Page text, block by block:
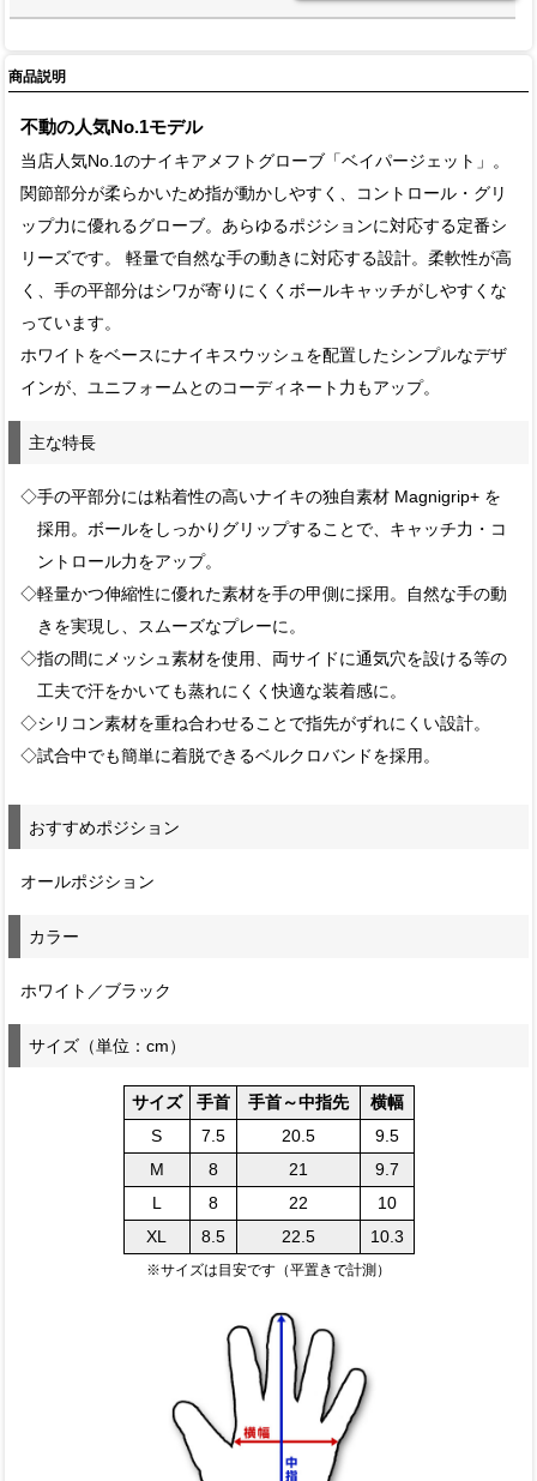
商品説明
不動の人気No.1モデル
当店人気No.1のナイキアメフトグローブ「ベイパージェット」。
関節部分が柔らかいため指が動かしやすく、コントロール・グリ
ップ力に優れるグローブ。あらゆるポジションに対応する定番シ
リーズです。 軽量で自然な手の動きに対応する設計。柔軟性が高
く、手の平部分はシワが寄りにくくボールキャッチがしやすくな
っています。
ホワイトをベースにナイキスウッシュを配置したシンプルなデザ
インが、ユニフォームとのコーディネート力もアップ。
主な特長
◇手の平部分には粘着性の高いナイキの独自素材 Magnigrip+ を
採用。ボールをしっかりグリップすることで、キャッチ力・コ
ントロール力をアップ。
◇軽量かつ伸縮性に優れた素材を手の甲側に採用。自然な手の動
きを実現し、スムーズなプレーに。
◇指の間にメッシュ素材を使用、両サイドに通気穴を設ける等の
工夫で汗をかいても蒸れにくく快適な装着感に。
◇シリコン素材を重ね合わせることで指先がずれにくい設計。
◇試合中でも簡単に着脱できるベルクロバンドを採用。
おすすめポジション
オールポジション
カラー
ホワイト／ブラック
サイズ（単位：cm）
サイズ 手首 手首～中指先
横幅
S
7.5 20.5
9.5
M
8 21
9.7
L
8 22
10
XL
8.5 22.5 10.3
※サイズは目安です（平置きで計測）